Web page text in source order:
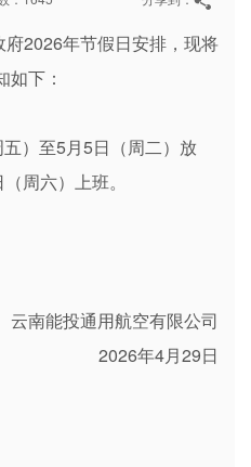
2026年节假日安排，现将
下：
）至5月5日（周二）放
周六）上班。
云南能投通用航空有限公司
年4月29日